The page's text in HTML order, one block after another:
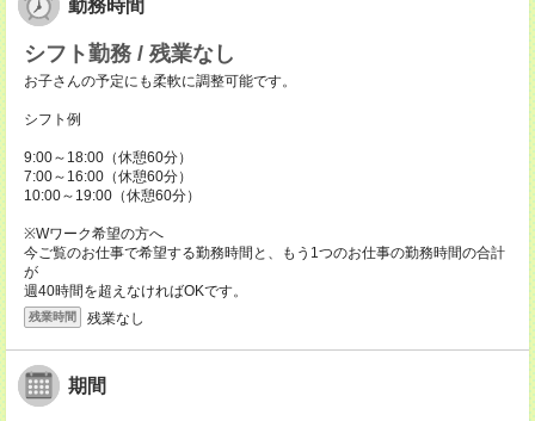
勤務時間
シフト勤務 / 残業なし
お子さんの予定にも柔軟に調整可能です。
シフト例
9:00～18:00（休憩60分）
7:00～16:00（休憩60分）
10:00～19:00（休憩60分）
※Wワーク希望の方へ
今ご覧のお仕事で希望する勤務時間と、もう1つのお仕事の勤務時間の合計
が
週40時間を超えなければOKです。
残業時間 残業なし
期間